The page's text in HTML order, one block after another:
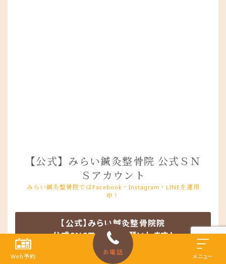
Web予約
お電話
メニュー
【公式】みらい鍼灸整骨院 公式ＳＮ
Ｓアカウント
みらい鍼灸整骨院ではFacebook・Instagram・LINEを運用
中！
【公式】みらい鍼灸整骨院院
公式SNSフォローお願いします！